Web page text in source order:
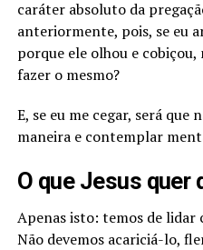
caráter absoluto da
anteriormente, pois, se eu
porque ele olhou e
fazer o mesmo?
E, se eu me cegar, será que
maneira e contemplar
O que Jesus quer
Apenas isto: temos de lidar
Não devemos acariciá-lo,